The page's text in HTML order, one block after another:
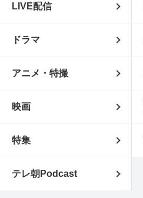
LIVE配信
ドラマ
アニメ・特撮
映画
特集
テレ朝Podcast